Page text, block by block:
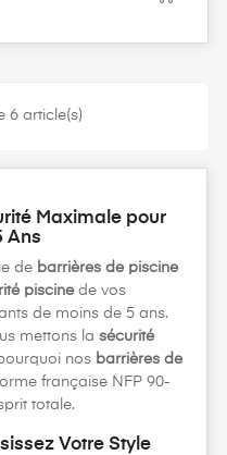
6 article(s)
Maximale pour
Ans
de barrières de piscine
piscinede vos
de moins de 5 ans.
mettons la sécurité
nos barrières de
française NFP 90-
totale.
Votre Style